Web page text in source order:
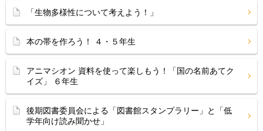
「生物多様性について考えよう！」
本の帯を作ろう！ ４・５年生
アニマシオン 資料を使って楽しもう！「国の名前あてク
イズ」 ６年生
後期図書委員会による「図書館スタンプラリー」と「低
学年向け読み聞かせ」